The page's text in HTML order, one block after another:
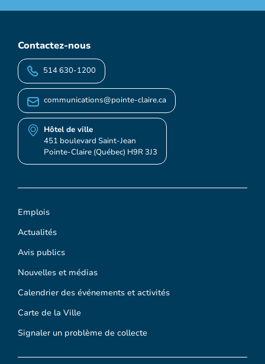
Emplois
Actualités
Avis publics
Nouvelles et médias
Calendrier des événements et activités
Carte de la Ville
Signaler un problème de collecte
Contactez-nous
514 630-1200
communications@pointe-claire.ca
Hôtel de ville
451 boulevard Saint-Jean
Pointe-Claire (Québec) H9R 3J3